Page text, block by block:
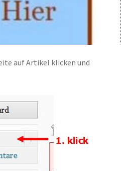
auf Artikel klicken und